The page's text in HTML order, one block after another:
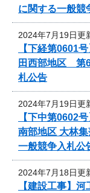
に関する一般競
2024年7月19日更
【下経第0601
田西部地区 第
札公告
2024年7月19日更
【下中第0602
南部地区 大林
一般競争入札公
2024年7月18日更
【建設工事】